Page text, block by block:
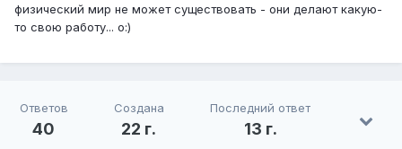
физический мир не может существовать - они делают какую-
то свою работу... o:)
Ответов
40
Создана
22 г.
Последний ответ
13 г.